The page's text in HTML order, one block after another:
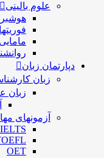
علوم بالینی
مامایی
دپارتمان زبان
زبان
زبان
آزمونهای
IELTS
OET